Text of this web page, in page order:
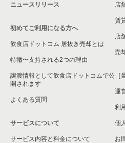
ニュースリリース
初めてご利用になる方へ
飲食店ドットコム 居抜き売却とは
特徴〜支持される2つの理由
譲渡情報として飲食店ドットコムで公
開されます
よくある質問
サービスについて
サービス内容と料金について
店
賃
店
売
［
運
利
個
お